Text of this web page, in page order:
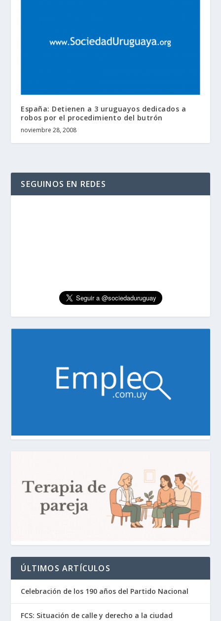
España: Detienen a 3 uruguayos dedicados a
robos por el procedimiento del butrón
noviembre 28, 2008
SEGUINOS EN REDES
ÚLTIMOS ARTÍCULOS
Celebración de los 190 años del Partido Nacional
FCS: Situación de calle y derecho a la ciudad